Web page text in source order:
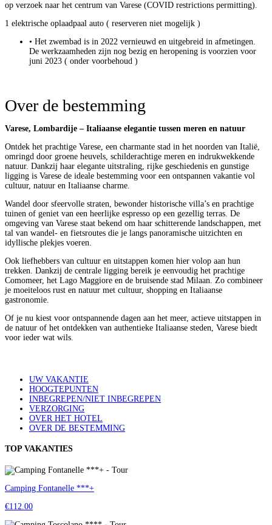
op verzoek naar het centrum van Varese (COVID restrictions permitting).
1 elektrische oplaadpaal auto ( reserveren niet mogelijk )
• Het zwembad is in 2022 vernieuwd en uitgebreid in afmetingen.
De werkzaamheden zijn nog bezig en heropening is voorzien voor
juni 2023 ( onder voorbehoud )
Over de bestemming
Varese, Lombardije – Italiaanse elegantie tussen meren en natuur
Ontdek het prachtige Varese, een charmante stad in het noorden van Italië,
omringd door groene heuvels, schilderachtige meren en indrukwekkende
natuur. Dankzij haar elegante uitstraling, rijke geschiedenis en gunstige
ligging is Varese de ideale bestemming voor een ontspannen vakantie vol
cultuur, natuur en Italiaanse charme.
Wandel door sfeervolle straten, bewonder historische villa’s en prachtige
tuinen of geniet van een heerlijke espresso op een gezellig terras. De
omgeving van Varese staat bekend om haar schitterende landschappen, met
tal van wandel- en fietsroutes die je langs panoramische uitzichten en
idyllische plekjes voeren.
Ook liefhebbers van cultuur en uitstappen komen hier volop aan hun
trekken. Dankzij de centrale ligging bereik je eenvoudig het prachtige
Comomeer, het Lago Maggiore en de bruisende stad Milaan. Zo combineer
je moeiteloos rust en natuur met cultuur, shopping en Italiaanse
gastronomie.
Of je nu kiest voor ontspannende dagen aan het meer, actieve uitstappen in
de natuur of het ontdekken van authentieke Italiaanse steden, Varese biedt
voor ieder wat wils.
UW VAKANTIE
HOOGTEPUNTEN
INBEGREPEN/NIET INBEGREPEN
VERZORGING
OVER HET HOTEL
OVER DE BESTEMMING
TOP VAKANTIES
Camping Fontanelle ***+
€112.00